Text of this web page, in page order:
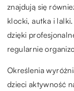
znajdują się
klocki, autka i
dzięki
regularnie
Określenia
dzieci aktywność